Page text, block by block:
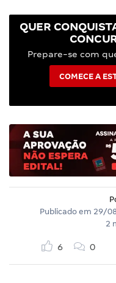
QUER
Prepare-se com
COMECE A
Publicado em 29/
2
6 0